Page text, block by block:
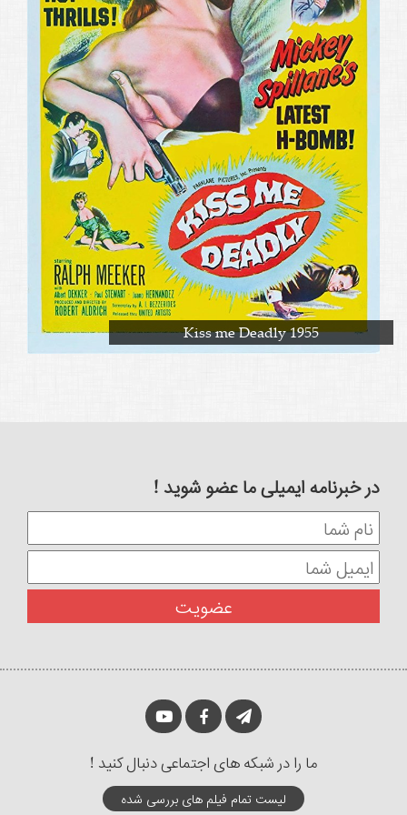
Kiss me Deadly 1955
در خبرنامه ایمیلی ما عضو شوید !
ما را در شبکه های اجتماعی دنبال کنید !
لیست تمام فیلم های بررسی شده